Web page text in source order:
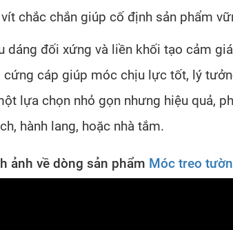
chắc chắn giúp cố định sản phẩm
dáng đối xứng và liền khối tạo cảm
cứng cáp giúp móc chịu lực tốt, lý
lựa chọn nhỏ gọn nhưng hiệu quả,
hành lang, hoặc nhà tắm.
ảnh về dòng sản phẩm Móc treo